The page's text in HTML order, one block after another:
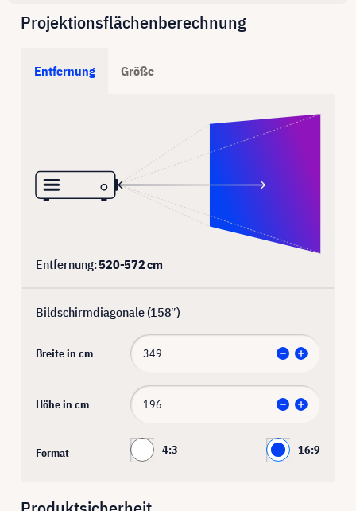
Projektionsflächenberechnung
Entfernung Größe
Entfernung:520-572cm
Bildschirmdiagonale (158″)
Breite in cm
Höhe in cm
Format 4:3 16:9